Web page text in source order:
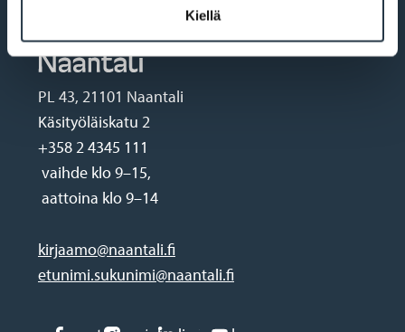
Kiellä
PL 43, 21101 Naantali
Käsityöläiskatu 2
+358 2 4345 111
vaihde klo 9–15,
aattoina klo 9–14
kirjaamo@naantali.fi
etunimi.sukunimi@naantali.fi
Social